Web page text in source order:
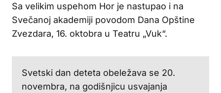
Sa velikim uspehom Hor je nastupao i na
Svečanoj akademiji povodom Dana Opštine
Zvezdara, 16. oktobra u Teatru „Vuk“.
Svetski dan deteta obeležava se 20.
novembra, na godišnjicu usvajanja